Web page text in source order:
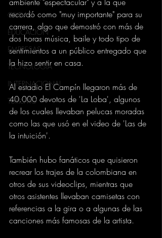
CIUDAD
EDUCACION
EMPRESAS
TECNOLOGIA
INTERNACIONAL
TURISMO
recordó como "muy importante" para su
carrera, algo que demostró con más de
dos horas música, baile y todo tipo de
sentimientos a un público entregado que
la hizo sentir en casa.
Al estadio El Campín llegaron más de
40.000 devotos de 'La Loba', algunos
de los cuales llevaban pelucas moradas
como las que usó en el video de 'Las de
la intuición'.
También hubo fanáticos que quisieron
recrear los trajes de la colombiana en
otros de sus videoclips, mientras que
otros asistentes llevaban camisetas con
referencias a la gira o a algunas de las
canciones más famosas de la artista.